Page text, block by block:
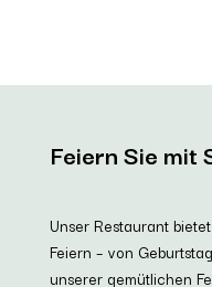
Feiern Sie mit
Unser Restaurant
Feiern – von
unserer gemütlichen